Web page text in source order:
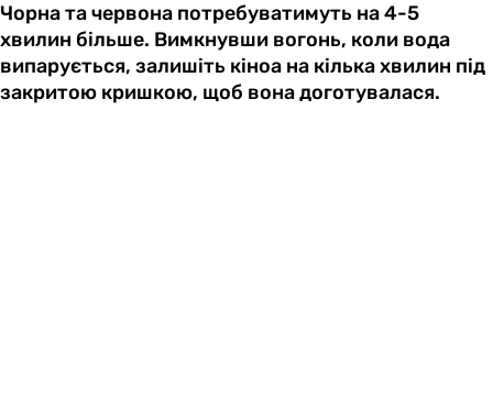
Чорна та червона потребуватимуть на 4-5
хвилин більше. Вимкнувши вогонь, коли вода
випарується, залишіть кіноа на кілька хвилин під
закритою кришкою, щоб вона доготувалася.